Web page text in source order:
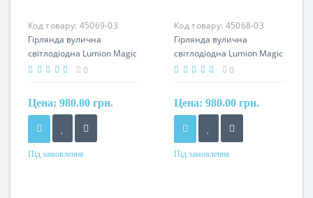
Код товару: 45069-03
Гірлянда вулична
світлодіодна Lumion Magic
String Light , 240 led,
0
Цена: 980.00 грн.
Під замовлення
Код товару: 45068-03
Гірлянда вулична
світлодіодна Lumion Magic
String Light, 240 led,
0
Цена: 980.00 грн.
Під замовлення